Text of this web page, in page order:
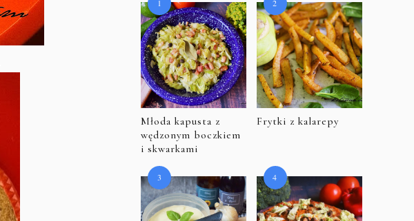
Młoda kapusta z
wędzonym boczkiem
i skwarkami
Frytki z kalarepy